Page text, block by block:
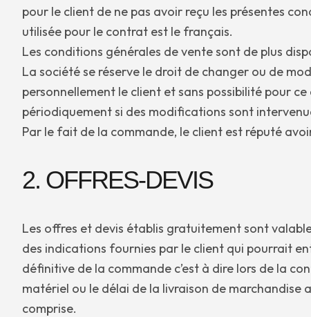
pour le client de ne pas avoir reçu les présentes
utilisée pour le contrat est le français.
Les conditions générales de vente sont de plus
La société se réserve le droit de changer ou de
personnellement le client et sans possibilité pour
périodiquement si des modifications sont
Par le fait de la commande, le client est réputé
2. OFFRES-DEVIS
Les offres et devis établis gratuitement sont
des indications fournies par le client qui pourrait
définitive de la commande c’est à dire lors de la
matériel ou le délai de la livraison de marchandise
comprise.